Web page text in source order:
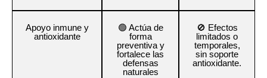
Apoyo inmune y
antioxidante
🟢 Actúa de
forma
preventiva y
fortalece las
defensas
naturales
🚫 Efectos
limitados o
temporales,
sin soporte
antioxidante.